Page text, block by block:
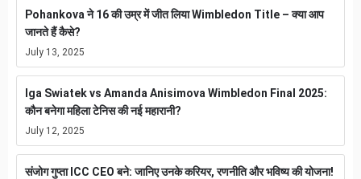
Pohankova ने 16 की उम्र में जीत लिया Wimbledon Title – क्या आप
जानते हैं कैसे?
July 13, 2025
Iga Swiatek vs Amanda Anisimova Wimbledon Final 2025:
कौन बनेगा महिला टेनिस की नई महारानी?
July 12, 2025
संजोग गुप्ता ICC CEO बने: जानिए उनके करियर, रणनीति और भविष्य की योजना!